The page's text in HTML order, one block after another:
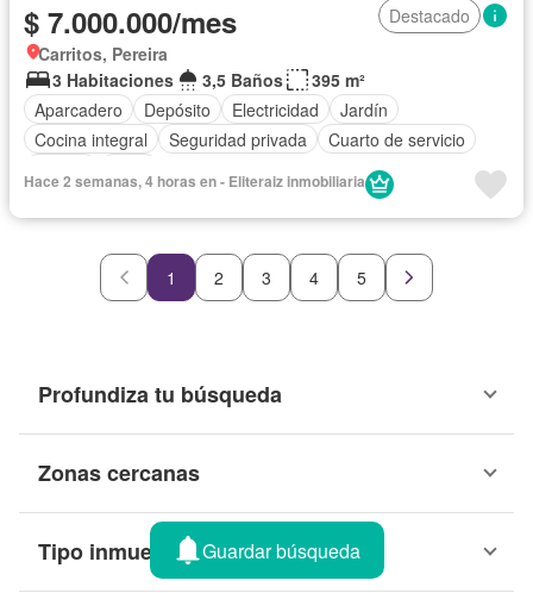
$ 7.000.000/mes
Destacado
Carritos, Pereira
3 Habitaciones
3,5 Baños
395 m²
Aparcadero
Depósito Electricidad
Jardín
Cocina integral
Seguridad privada
Cuarto de servicio
Hace 2 semanas, 4 horas en - Eliteraiz inmobiliaria
1 2 3 4 5
Profundiza tu búsqueda
Zonas cercanas
Tipo inmueble Guardar búsqueda